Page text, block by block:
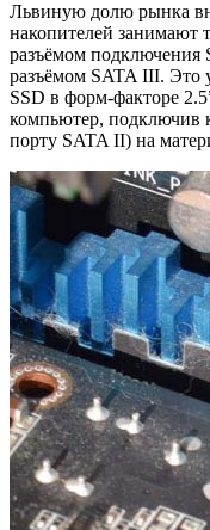
Львиную долю рынка
накопителей занимают
разъёмом подключения
разъёмом SATA III.
SSD в форм-факторе
компьютер, подключив
порту SATA II) на